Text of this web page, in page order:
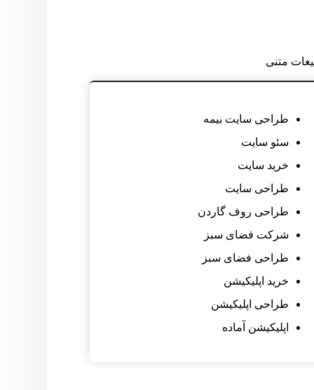
متنی
طراحی سایت بیمه
سئو سایت
خرید سایت
طراحی سایت
طراحی روف گاردن
شرکت فضای سبز
طراحی فضای سبز
خرید اپلیکیشن
طراحی اپلیکیشن
اپلیکیشن آماده